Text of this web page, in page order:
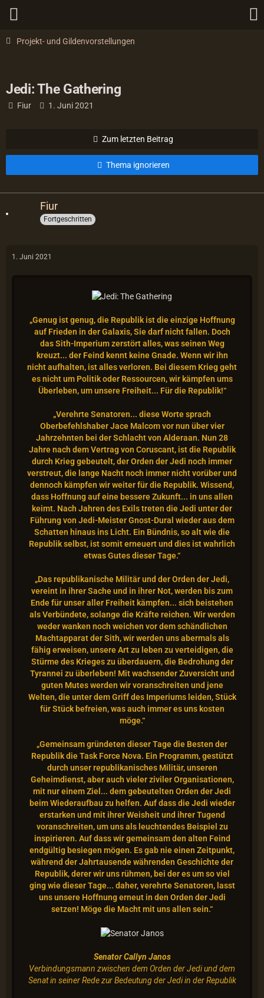
Projekt- und Gildenvorstellungen
Jedi: The Gathering
Fiur 1. Juni 2021
Zum letzten Beitrag
Thema ignorieren
Fiur
Fortgeschritten
1. Juni 2021
„Genug ist genug, die Republik ist die einzige Hoffnung
auf Frieden in der Galaxis, Sie darf nicht fallen. Doch
das Sith-Imperium zerstört alles, was seinen Weg
kreuzt... der Feind kennt keine Gnade. Wenn wir ihn
nicht aufhalten, ist alles verloren. Bei diesem Krieg geht
es nicht um Politik oder Ressourcen, wir kämpfen ums
Überleben, um unsere Freiheit... Für die Republik!“
„Verehrte Senatoren... diese Worte sprach
Oberbefehlshaber Jace Malcom vor nun über vier
Jahrzehnten bei der Schlacht von Alderaan. Nun 28
Jahre nach dem Vertrag von Coruscant, ist die Republik
durch Krieg gebeutelt, der Orden der Jedi noch immer
verstreut, die lange Nacht noch immer nicht vorüber und
dennoch kämpfen wir weiter für die Republik. Wissend,
dass Hoffnung auf eine bessere Zukunft... in uns allen
keimt. Nach Jahren des Exils treten die Jedi unter der
Führung von Jedi-Meister Gnost-Dural wieder aus dem
Schatten hinaus ins Licht. Ein Bündnis, so alt wie die
Republik selbst, ist somit erneuert und dies ist wahrlich
etwas Gutes dieser Tage.“
„Das republikanische Militär und der Orden der Jedi,
vereint in ihrer Sache und in ihrer Not, werden bis zum
Ende für unser aller Freiheit kämpfen... sich beistehen
als Verbündete, solange die Kräfte reichen. Wir werden
weder wanken noch weichen vor dem schändlichen
Machtapparat der Sith, wir werden uns abermals als
fähig erweisen, unsere Art zu leben zu verteidigen, die
Stürme des Krieges zu überdauern, die Bedrohung der
Tyrannei zu überleben! Mit wachsender Zuversicht und
guten Mutes werden wir voranschreiten und jene
Welten, die unter dem Griff des Imperiums leiden, Stück
für Stück befreien, was auch immer es uns kosten
möge.“
„Gemeinsam gründeten dieser Tage die Besten der
Republik die Task Force Nova. Ein Programm, gestützt
durch unser republikanisches Militär, unseren
Geheimdienst, aber auch vieler ziviler Organisationen,
mit nur einem Ziel... dem gebeutelten Orden der Jedi
beim Wiederaufbau zu helfen. Auf dass die Jedi wieder
erstarken und mit ihrer Weisheit und ihrer Tugend
voranschreiten, um uns als leuchtendes Beispiel zu
inspirieren. Auf dass wir gemeinsam den alten Feind
endgültig besiegen mögen. Es gab nie einen Zeitpunkt,
während der Jahrtausende währenden Geschichte der
Republik, derer wir uns rühmen, bei der es um so viel
ging wie dieser Tage... daher, verehrte Senatoren, lasst
uns unsere Hoffnung erneut in den Orden der Jedi
setzen! Möge die Macht mit uns allen sein.“
Senator Callyn Janos
Verbindungsmann zwischen dem Orden der Jedi und dem
Senat in seiner Rede zur Bedeutung der Jedi in der Republik